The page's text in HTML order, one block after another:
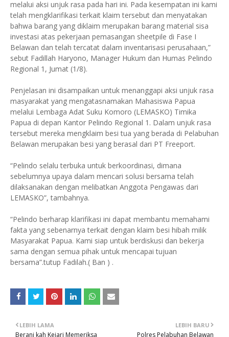
melalui aksi unjuk rasa pada hari ini. Pada kesempatan ini kami
telah mengklarifikasi terkait klaim tersebut dan menyatakan
bahwa barang yang diklaim merupakan barang material sisa
investasi atas pekerjaan pemasangan sheetpile di Fase I
Belawan dan telah tercatat dalam inventarisasi perusahaan,”
sebut Fadillah Haryono, Manager Hukum dan Humas Pelindo
Regional 1, Jumat (1/8).
Penjelasan ini disampaikan untuk menanggapi aksi unjuk rasa
masyarakat yang mengatasnamakan Mahasiswa Papua
melalui Lembaga Adat Suku Komoro (LEMASKO) Timika
Papua di depan Kantor Pelindo Regional 1. Dalam unjuk rasa
tersebut mereka mengklaim besi tua yang berada di Pelabuhan
Belawan merupakan besi yang berasal dari PT Freeport.
“Pelindo selalu terbuka untuk berkoordinasi, dimana
sebelumnya upaya dalam mencari solusi bersama telah
dilaksanakan dengan melibatkan Anggota Pengawas dari
LEMASKO”, tambahnya.
“Pelindo berharap klarifikasi ini dapat membantu memahami
fakta yang sebenarnya terkait dengan klaim besi hibah milik
Masyarakat Papua. Kami siap untuk berdiskusi dan bekerja
sama dengan semua pihak untuk mencapai tujuan
bersama”.tutup Fadilah.( Ban ) .
LEBIH BARU
Polres Pelabuhan Belawan
LEBIH LAMA
Berani kah Kejari Memeriksa